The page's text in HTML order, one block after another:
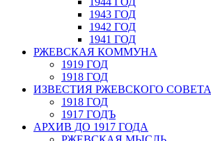
1943 ГОД
1942 ГОД
1941 ГОД
РЖЕВСКАЯ КОММУНА
1919 ГОД
1918 ГОД
ИЗВЕСТИЯ РЖЕВСКОГО СОВЕТА
1918 ГОД
1917 ГОДЪ
АРХИВ ДО 1917 ГОДА